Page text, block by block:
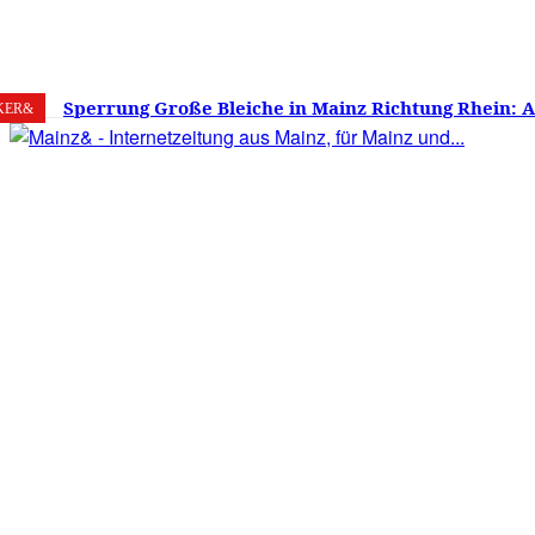
8. August 2026 22.9 Mainz
Sperrung Große Bleiche in Mainz Richtung Rhein:
verwirrt, Mainzer stinksauer – Haben die Mainzer